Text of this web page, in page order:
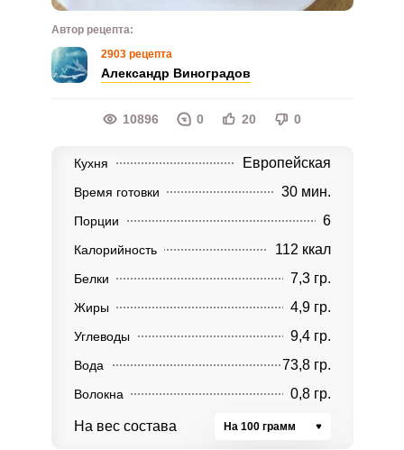
Автор рецепта:
2903 рецепта
Александр Виноградов
10896 0 20 0
Кухня Европейская
Время готовки 30 мин.
Порции 6
Калорийность 112 ккал
Белки 7,3 гр.
Жиры 4,9 гр.
Углеводы 9,4 гр.
Вода 73,8 гр.
Волокна 0,8 гр.
На вес состава На 100 грамм